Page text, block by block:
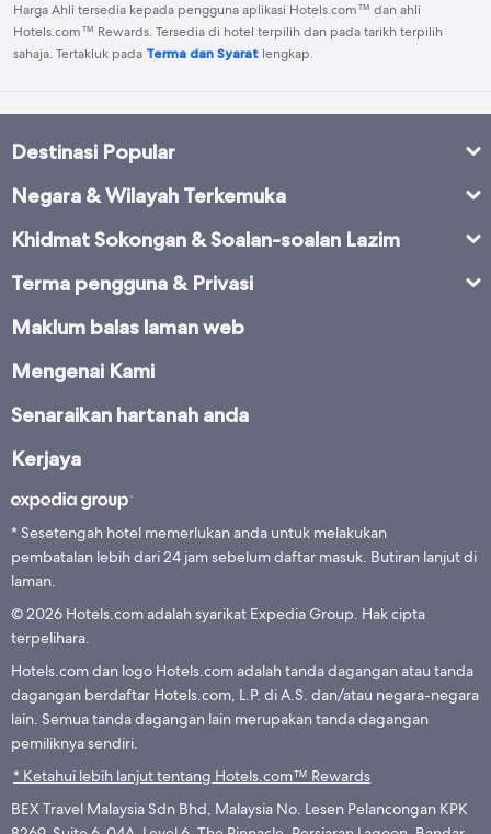
Harga Ahli tersedia kepada pengguna aplikasi Hotels.com™ dan ahli
Hotels.com™ Rewards. Tersedia di hotel terpilih dan pada tarikh terpilih
sahaja. Tertakluk pada Terma dan Syarat lengkap.
Destinasi Popular
Negara & Wilayah Terkemuka
Khidmat Sokongan & Soalan-soalan Lazim
Terma pengguna & Privasi
Maklum balas laman web
Mengenai Kami
Senaraikan hartanah anda
Kerjaya
* Sesetengah hotel memerlukan anda untuk melakukan
pembatalan lebih dari 24 jam sebelum daftar masuk. Butiran lanjut di
laman.
© 2026 Hotels.com adalah syarikat Expedia Group. Hak cipta
terpelihara.
Hotels.com dan logo Hotels.com adalah tanda dagangan atau tanda
dagangan berdaftar Hotels.com, L.P. di A.S. dan/atau negara-negara
lain. Semua tanda dagangan lain merupakan tanda dagangan
pemiliknya sendiri.
* Ketahui lebih lanjut tentang Hotels.com™ Rewards
BEX Travel Malaysia Sdn Bhd, Malaysia No. Lesen Pelancongan KPK